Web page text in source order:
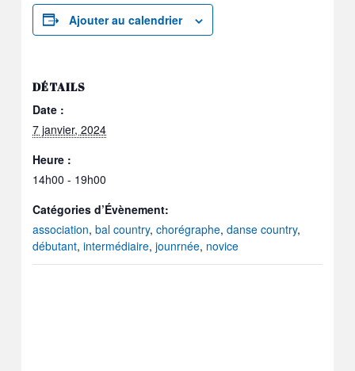
Ajouter au calendrier
DÉTAILS
Date :
7 janvier, 2024
Heure :
14h00 - 19h00
Catégories d’Évènement:
association,bal country,chorégraphe,danse country,
débutant,intermédiaire,jounrnée, novice